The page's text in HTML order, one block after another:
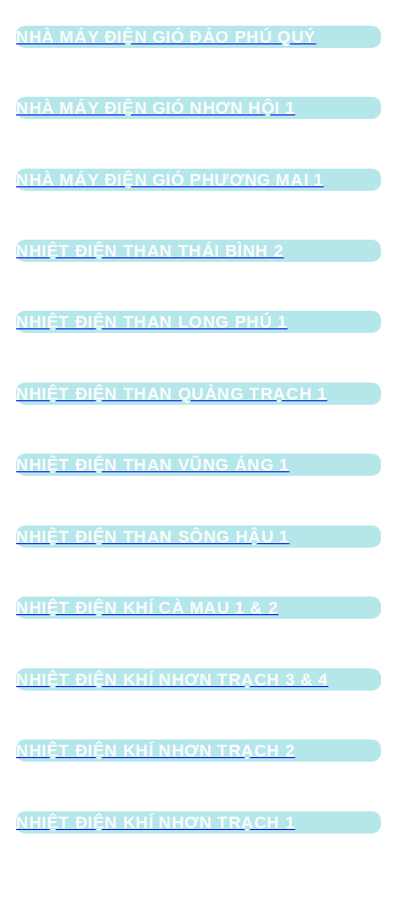
NHÀ MÁY ĐIỆN GIÓ ĐẢO PHÚ QUÝ
NHÀ MÁY ĐIỆN GIÓ NHƠN HỘI 1
NHÀ MÁY ĐIỆN GIÓ PHƯƠNG MAI 1
NHIỆT ĐIỆN THAN THÁI BÌNH 2
NHIỆT ĐIỆN THAN LONG PHÚ 1
NHIỆT ĐIỆN THAN QUẢNG TRẠCH 1
NHIỆT ĐIỆN THAN VŨNG ÁNG 1
NHIỆT ĐIỆN THAN SÔNG HẬU 1
NHIỆT ĐIỆN KHÍ CÀ MAU 1 & 2
NHIỆT ĐIỆN KHÍ NHƠN TRẠCH 3 & 4
NHIỆT ĐIỆN KHÍ NHƠN TRẠCH 2
NHIỆT ĐIỆN KHÍ NHƠN TRẠCH 1